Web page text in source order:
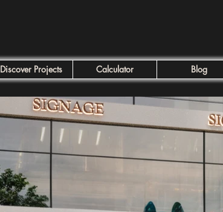
Discover Projects Calculator Blog